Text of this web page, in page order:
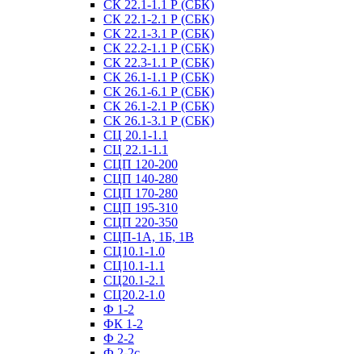
СК 22.1-1.1 Р (СБК)
СК 22.1-2.1 Р (СБК)
СК 22.1-3.1 Р (СБК)
СК 22.2-1.1 Р (СБК)
СК 22.3-1.1 Р (СБК)
СК 26.1-1.1 Р (СБК)
СК 26.1-6.1 Р (СБК)
СК 26.1-2.1 Р (СБК)
СК 26.1-3.1 Р (СБК)
СЦ 20.1-1.1
СЦ 22.1-1.1
СЦП 120-200
СЦП 140-280
СЦП 170-280
СЦП 195-310
СЦП 220-350
СЦП-1А, 1Б, 1В
СЦ10.1-1.0
СЦ10.1-1.1
СЦ20.1-2.1
СЦ20.2-1.0
Ф 1-2
ФК 1-2
Ф 2-2